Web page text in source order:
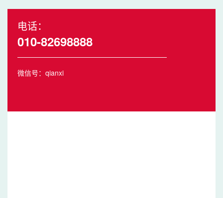
电话：
010-82698888
微信号：qianxi